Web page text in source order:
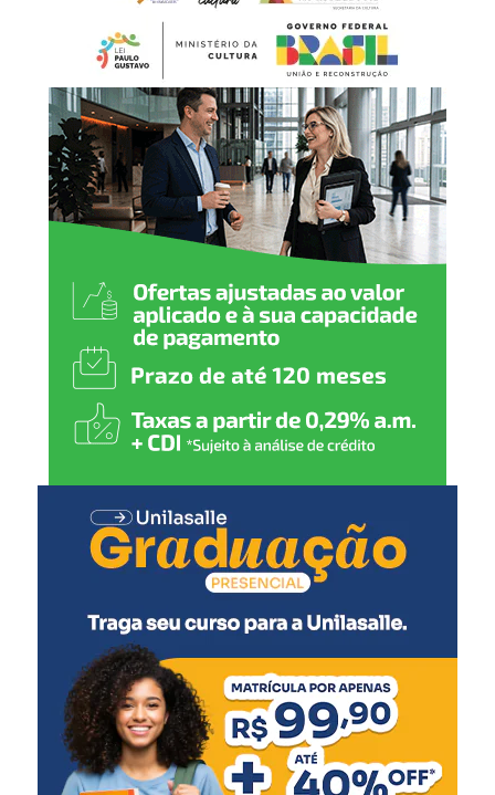
Ainda segundo a Polícia Civil, a identificação do suspeito
foi possível após exame pericial de imagens realizado por
peritos do Instituto-Geral de Perícias (IGP-RS). As
investigações seguem em andamento para esclarecer
todas as circunstâncias da ocorrência.
Em cumprimento ao artigo 143 do Estatuto da Criança e
do Adolescente (ECA), a identidade da vítima é
preservada e não serão divulgadas informações que
A Polícia Civil orienta que informações sobre crimes
envolvendo crianças e adolescentes podem ser
repassadas de forma anônima à Delegacia de Proteção à
Criança e ao Adolescente (DPCA) de Canoas. As
denúncias podem ser feitas pelo WhatsApp (51) 98459-
0259 ou pela linha direta (51) 3425-9056.